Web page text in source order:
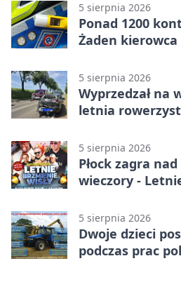
5 sierpnia 2026
Ponad 1200
Żaden
5 sierpnia 2026
Wyprzedzał na
letnia
5 sierpnia 2026
Płock zagra
wieczory -
5 sierpnia 2026
Dwoje dzieci
podczas prac